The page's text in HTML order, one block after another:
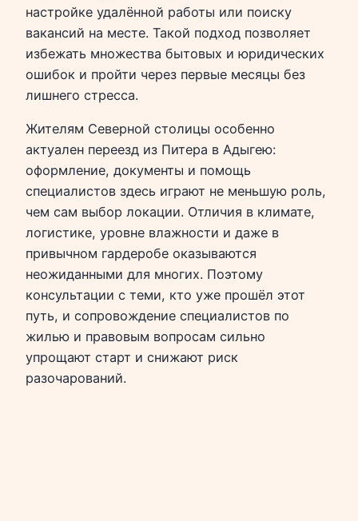
настройке удалённой работы или поиску
вакансий на месте. Такой подход позволяет
избежать множества бытовых и юридических
ошибок и пройти через первые месяцы без
лишнего стресса.
Жителям Северной столицы особенно
актуален переезд из Питера в Адыгею:
оформление, документы и помощь
специалистов здесь играют не меньшую роль,
чем сам выбор локации. Отличия в климате,
логистике, уровне влажности и даже в
привычном гардеробе оказываются
неожиданными для многих. Поэтому
консультации с теми, кто уже прошёл этот
путь, и сопровождение специалистов по
жилью и правовым вопросам сильно
упрощают старт и снижают риск
разочарований.